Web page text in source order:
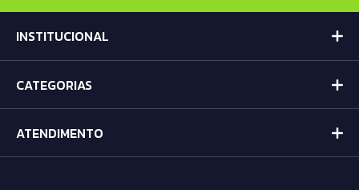
INSTITUCIONAL
CATEGORIAS
ATENDIMENTO